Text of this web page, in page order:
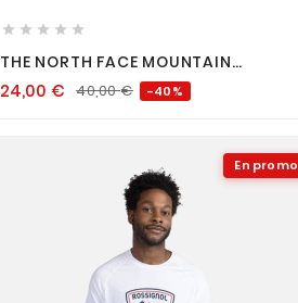
    
THE NORTH FACE MOUNTAIN
FONDATION TEE BLACK
24,00€ 40,00€ -40%
En promo